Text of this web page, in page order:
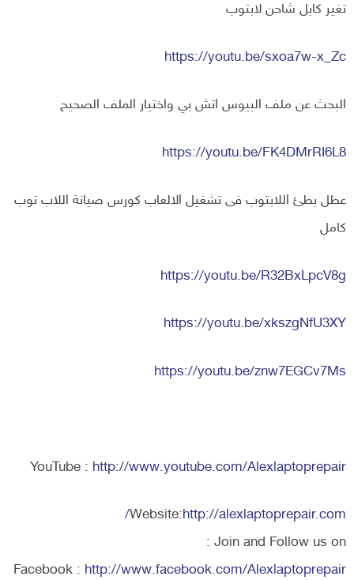
تغير كابل شاحن لابتوب
https://youtu.be/sxoa7w-x_Zc
البحث عن ملف البيوس اتش بي واختيار الملف الصحيح
https://youtu.be/FK4DMrRI6L8
عطل بطئ اللابتوب فى تشغيل الالعاب كورس صيانة اللاب توب
كامل
https://youtu.be/R32BxLpcV8g
https://youtu.be/xkszgNfU3XY
https://youtu.be/znw7EGCv7Ms
YouTube : http://www.youtube.com/Alexlaptoprepair
Website:http://alexlaptoprepair.com/
Join and Follow us on :
Facebook : http://www.facebook.com/Alexlaptoprepair